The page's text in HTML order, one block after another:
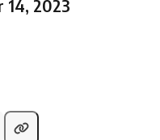
14, 2023